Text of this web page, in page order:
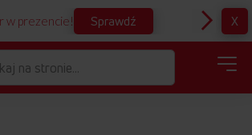
w prezencie! Sprawdź X